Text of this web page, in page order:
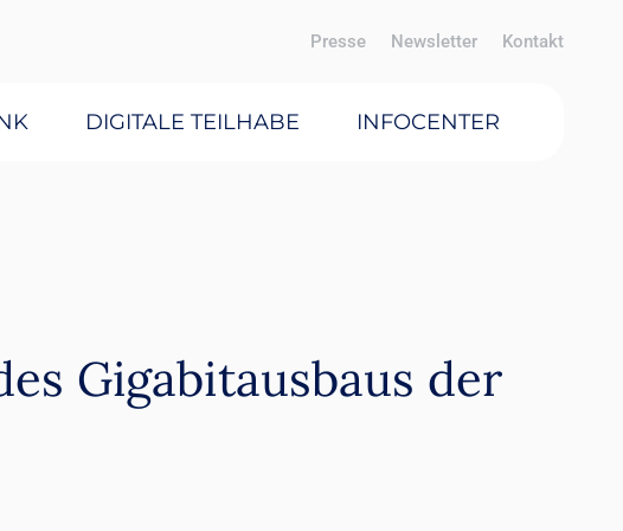
Presse Newsletter Kontakt
DIGITALE TEILHABE INFOCENTER
Gigabitausbaus der